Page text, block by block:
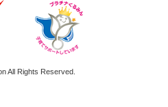
All Rights Reserved.